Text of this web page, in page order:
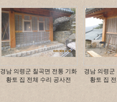
경남 의령군 칠곡면 전통 기화
황토 집 전체 수리 공사전
경남 의령군
황토 집